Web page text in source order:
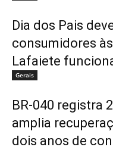
Dia dos Pais
consumidores
Lafaiete
Gerais
BR-040 registra
amplia
dois anos de